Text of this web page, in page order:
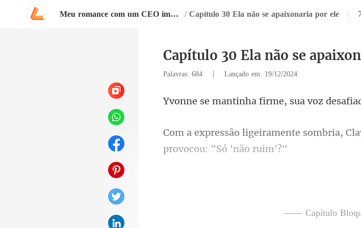
Meu romance com um CEO impassível / Capítulo 30 Ela não se apaixonaria por ele |
Capítulo 30 Ela não se
Palavras: 684 | Lançado em: 19/12/2024
rme, sua voz
ria,
—— Capítulo